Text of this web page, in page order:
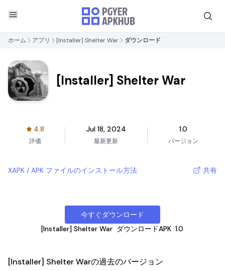
ホーム アプリ [Installer] Shelter War ダウンロード
[Installer] Shelter War
4.8
評価
Jul 18, 2024
最新更新
1.0
バージョン
XAPK / APK ファイルのインストール方法 共有
今すぐダウンロード
[Installer] Shelter War ダウンロードAPK 1.0
[Installer] Shelter Warの過去のバージョン